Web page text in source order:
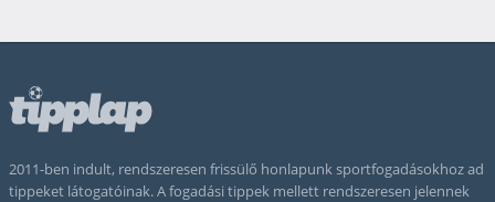
2011-ben indult, rendszeresen frissülő honlapunk sportfogadásokhoz ad
tippeket látogatóinak. A fogadási tippek mellett rendszeresen jelennek